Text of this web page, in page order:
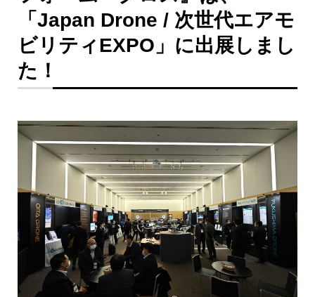
「Japan Drone / 次世代エアモ
ビリティEXPO」に出展しまし
た！